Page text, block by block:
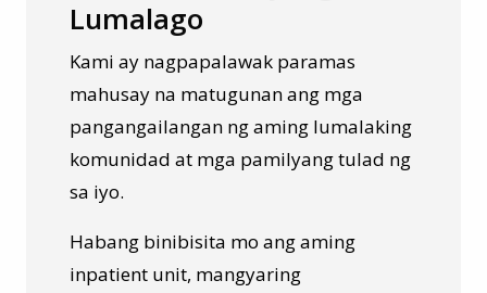
Lumalago
Kami ay nagpapalawak paramas
mahusay na matugunan ang mga
pangangailangan ng aming lumalaking
komunidad at mga pamilyang tulad ng
sa iyo.
Habang binibisita mo ang aming
inpatient unit, mangyaring